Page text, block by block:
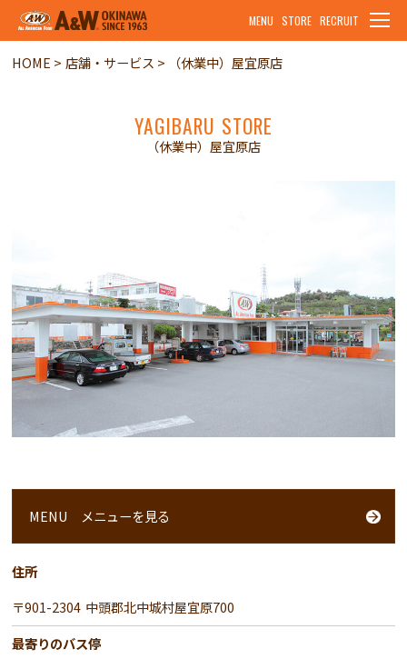
MENU STORE RECRUIT
HOME 店舗・サービス （休業中）屋宜原店
YAGIBARU STORE
（休業中）屋宜原店
MENU メニューを見る
住所
〒901-2304 中頭郡北中城村屋宜原700
最寄りのバス停